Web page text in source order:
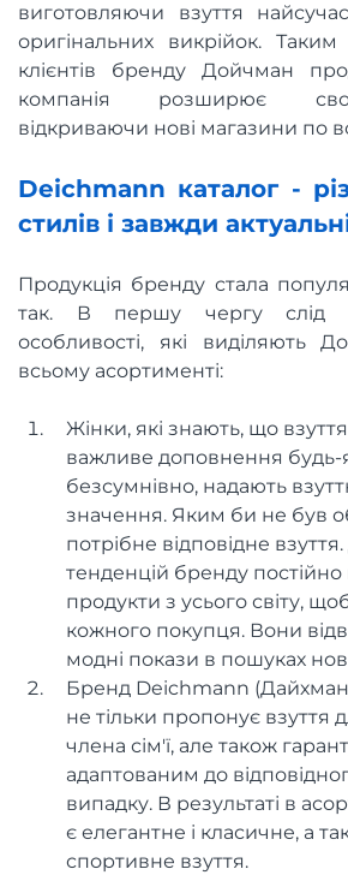
виготовляючи взуття
оригінальних викрійок. Таким
клієнтів бренду Дойчман
компанія розширює
відкриваючи нові магазини по
Deichmann каталог -
стилів і завжди
Продукція бренду стала
так. В першу чергу слід
особливості, які виділяють
всьому асортименті:
Жінки, які знають, що
важливе доповнення будь-
безсумнівно, надають
значення. Яким би не був
потрібне відповідне
тенденцій бренду
продукти з усього світу,
кожного покупця. Вони
модні покази в пошуках
Бренд Deichmann
не тільки пропонує взуття
члена сім'ї, але також
адаптованим до
випадку. В результаті в
є елегантне і класичне, а
спортивне взуття.